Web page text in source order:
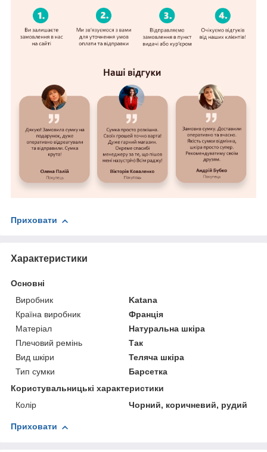
Приховати
Характеристики
Основні
Виробник
Katana
Країна виробник
Франція
Матеріал
Натуральна шкіра
Плечовий ремінь
Так
Вид шкіри
Теляча шкіра
Тип сумки
Барсетка
Користувальницькі характеристики
Колір
Чорний, коричневий, рудий
Приховати